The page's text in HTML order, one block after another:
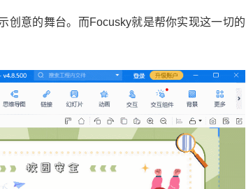
创意的舞台。而Focusky就是帮你实现这一切的